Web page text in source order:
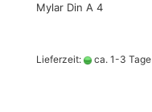
Mylar Din A 4
Lieferzeit: ca. 1-3 Tage